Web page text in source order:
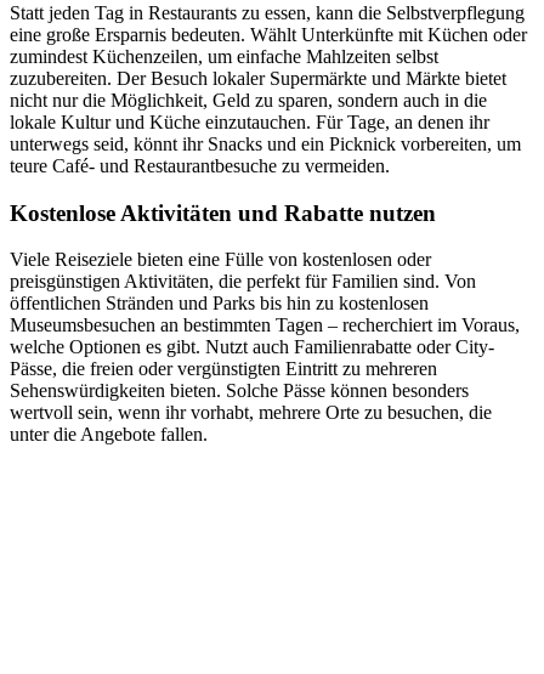
Statt jeden Tag in Restaurants zu essen, kann die Selbstverpflegung
eine große Ersparnis bedeuten. Wählt Unterkünfte mit Küchen oder
zumindest Küchenzeilen, um einfache Mahlzeiten selbst
zuzubereiten. Der Besuch lokaler Supermärkte und Märkte bietet
nicht nur die Möglichkeit, Geld zu sparen, sondern auch in die
lokale Kultur und Küche einzutauchen. Für Tage, an denen ihr
unterwegs seid, könnt ihr Snacks und ein Picknick vorbereiten, um
teure Café- und Restaurantbesuche zu vermeiden.
Kostenlose Aktivitäten und Rabatte nutzen
Viele Reiseziele bieten eine Fülle von kostenlosen oder
preisgünstigen Aktivitäten, die perfekt für Familien sind. Von
öffentlichen Stränden und Parks bis hin zu kostenlosen
Museumsbesuchen an bestimmten Tagen – recherchiert im Voraus,
welche Optionen es gibt. Nutzt auch Familienrabatte oder City-
Pässe, die freien oder vergünstigten Eintritt zu mehreren
Sehenswürdigkeiten bieten. Solche Pässe können besonders
wertvoll sein, wenn ihr vorhabt, mehrere Orte zu besuchen, die
unter die Angebote fallen.